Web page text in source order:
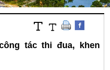
tác thi đua, khen